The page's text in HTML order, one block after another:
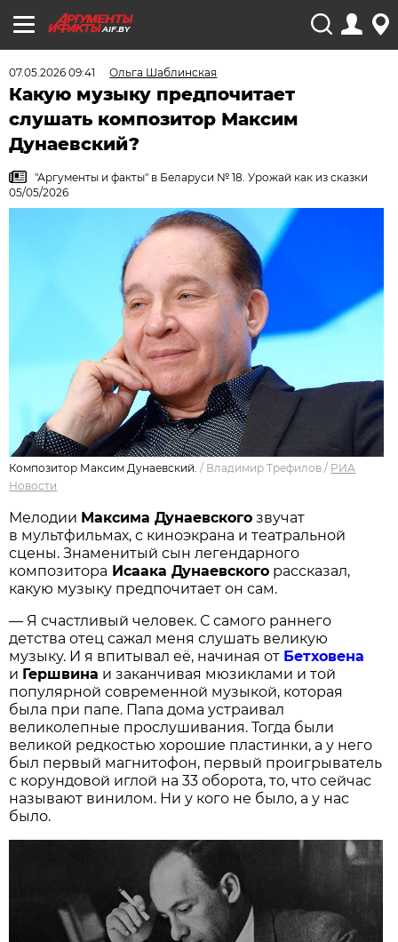
AIF.BY
07.05.2026 09:41 Ольга Шаблинская
Какую музыку предпочитает
слушать композитор Максим
Дунаевский?
"Аргументы и факты" в Беларуси № 18. Урожай как из сказки
05/05/2026
Композитор Максим Дунаевский. / Владимир Трефилов / РИА
Новости
Мелодии Максима Дунаевского звучат
в мультфильмах, с киноэкрана и театральной
сцены. Знаменитый сын легендарного
композитора Исаака Дунаевского рассказал,
какую музыку предпочитает он сам.
— Я счастливый человек. С самого раннего
детства отец сажал меня слушать великую
музыку. И я впитывал её, начиная от Бетховена
и Гершвина и заканчивая мюзиклами и той
популярной современной музыкой, которая
была при папе. Папа дома устраивал
великолепные прослушивания. Тогда были
великой редкостью хорошие пластинки, а у него
был первый магнитофон, первый проигрыватель
с корундовой иглой на 33 оборота, то, что сейчас
называют винилом. Ни у кого не было, а у нас
было.